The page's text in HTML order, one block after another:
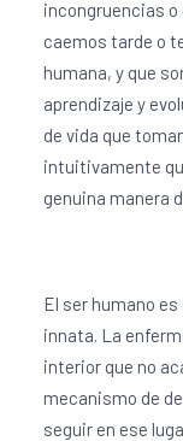
incongruencias
caemos tarde o
humana, y que
aprendizaje y
de vida que
intuitivamente
genuina manera
El ser humano
innata. La
interior que no
mecanismo de
seguir en ese